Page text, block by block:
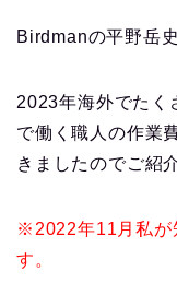
Birdmanの平野岳史
2023年海外でたく
で働く職人の作業
きましたのでご紹
※2022年11月私が
す。